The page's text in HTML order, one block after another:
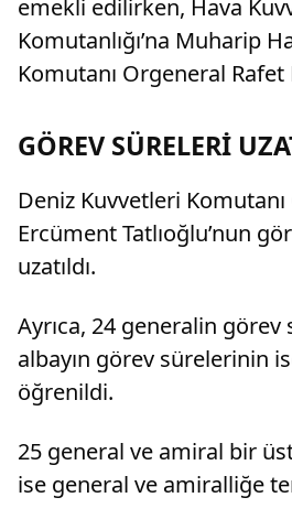
emekli edilirken, Hava
Komutanlığı’na Muharip
Komutanı Orgeneral Rafet
GÖREV SÜRELERİ
Deniz Kuvvetleri
Ercüment Tatlıoğlu’nun
uzatıldı.
Ayrıca, 24 generalin görev
albayın görev sürelerinin
öğrenildi.
25 general ve amiral bir
ise general ve amiralliğe